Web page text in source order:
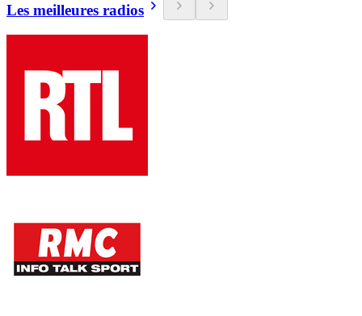
Les meilleures radios